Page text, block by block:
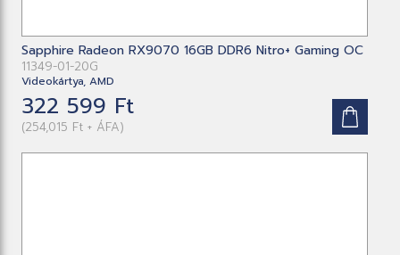
Sapphire Radeon RX9070 16GB DDR6 Nitro+ Gaming OC
11349-01-20G
Videokártya, AMD
322 599 Ft
(254,015 Ft + ÁFA)